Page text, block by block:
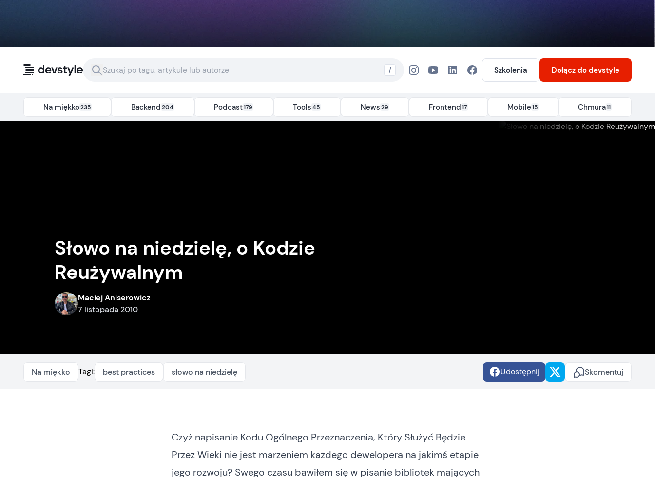
/ Szkolenia Dołącz do devstyle
Na miękko235 Backend204 Podcast179 Tools 45 News29 Frontend17 Mobile15 Chmura11
Słowo na niedzielę, o Kodzie
Reużywalnym
Maciej Aniserowicz
7 listopada 2010
Na miękko Tagi: best practices słowo na niedzielę Udostępnij Skomentuj
Czyż napisanie Kodu Ogólnego Przeznaczenia, Który Służyć Będzie
Przez Wieki nie jest marzeniem każdego dewelopera na jakimś etapie
jego rozwoju? Swego czasu bawiłem się w pisanie bibliotek mających